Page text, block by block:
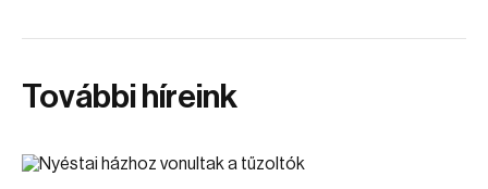
További híreink